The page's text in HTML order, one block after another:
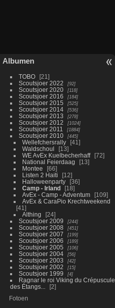
Albumen
TOBO
21
Scoutsjoer 2022
92
Scoutsjoer 2020 118
Scoutsjoer 2016 184
Scoutsjoer 2015 525
Scoutsjoer 2014 536
Scoutsjoer 2013 278
Scoutsjoer 2012 1024
Scoutsjoer 2011 1884
Scoutsjoer 2010 445
Wellefchersrally
41
Waldschoul
13
WE AvEx Kuelbecherhaff
72
National Feierdaag
13
Montee
66
Listen 2 Haiti
12
Halloweenparty
36
Camp - Irland
18
AvEx - Camp - Adventum
109
AvEx & CaraPio Krechtweekend
41
Althing
24
Scoutsjoer 2009
244
Scoutsjoer 2008 451
Scoutsjoer 2007 199
Scoutsjoer 2006 189
Scoutsjoer 2005 106
Scoutsjoer 2004 56
Scoutsjoer 2003 42
Scoutsjoer 2002 15
Scoutsjoer 1999 4
Ragnar le roi Viking du Crépuscule
des Étangs...
2
Fotoen